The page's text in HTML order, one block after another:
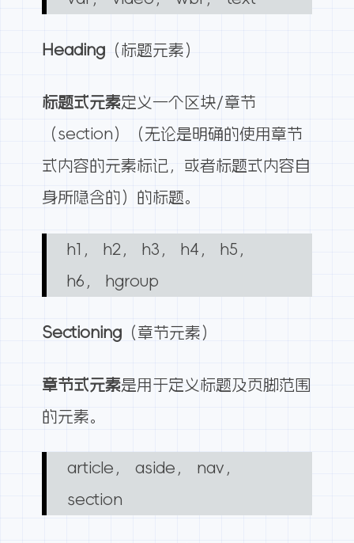
Heading（标题元素）
标题式元素定义一个区块/章节
（section）（无论是明确的使用章节
式内容的元素标记，或者标题式内容自
身所隐含的）的标题。
h1， h2， h3， h4， h5，
h6， hgroup
Sectioning（章节元素）
章节式元素是用于定义标题及页脚范围
的元素。
article， aside， nav，
section